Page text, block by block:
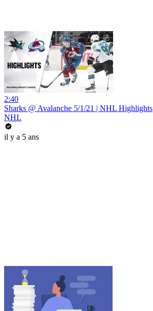
2:40
Sharks @ Avalanche 5/1/21 | NHL Highlights
NHL
il y a 5 ans